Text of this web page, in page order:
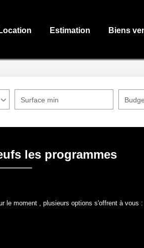
Location Estimation Biens
Surface min
les programmes
le moment , plusieurs options s'offrent à vous :